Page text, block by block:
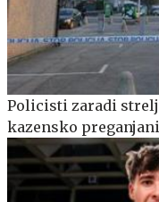
Policisti zaradi
kazensko preganjani